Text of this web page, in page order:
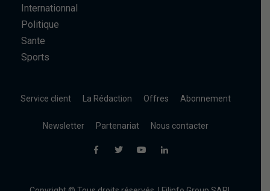
Internationnal
Politique
Sante
Sports
Service client La Rédaction Offres Abonnement
Newsletter Partenariat Nous contacter